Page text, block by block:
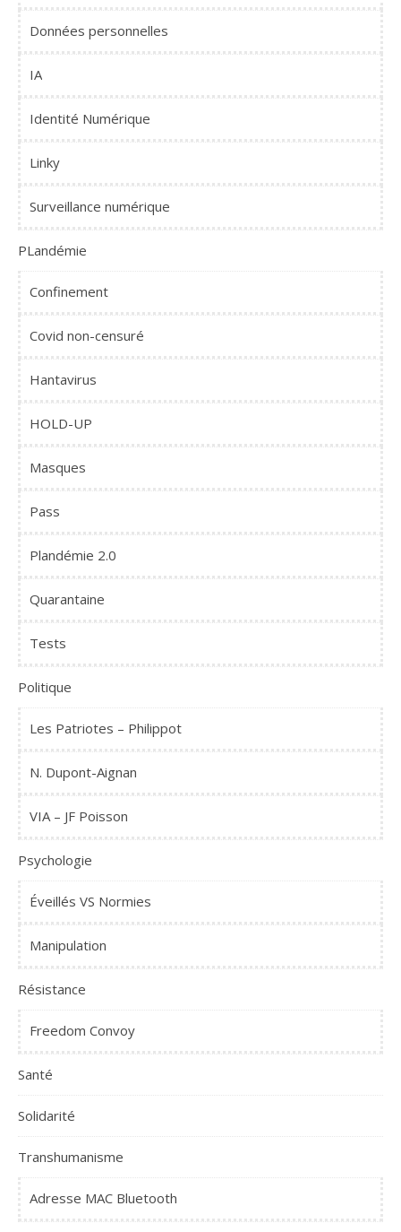
Données personnelles
IA
Identité Numérique
Linky
Surveillance numérique
PLandémie
Confinement
Covid non-censuré
Hantavirus
HOLD-UP
Masques
Pass
Plandémie 2.0
Quarantaine
Tests
Politique
Les Patriotes – Philippot
N. Dupont-Aignan
VIA – JF Poisson
Psychologie
Éveillés VS Normies
Manipulation
Résistance
Freedom Convoy
Santé
Solidarité
Transhumanisme
Adresse MAC Bluetooth